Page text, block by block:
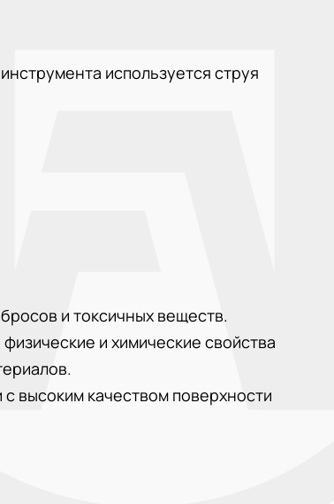
используется струя
и токсичных веществ.
и химические свойства
высоким качеством поверхности